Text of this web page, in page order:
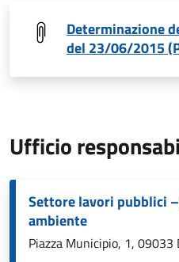
Determinazione
del 23/06/2015
Ufficio
Settore lavori pubblici
ambiente
Piazza Municipio, 1,